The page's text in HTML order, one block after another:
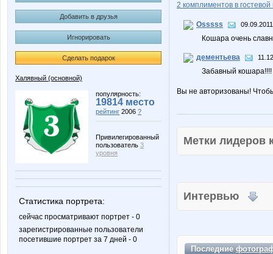
Добавить в друзья
Игнорировать
Сделать подарок
Халявный (основной)
популярность:
19814 место
рейтинг 2006 ?
Привилегированный
пользователь 3
уровня
Статистика портрета:
сейчас просматривают портрет - 0
зарегистрированные пользователи
посетившие портрет за 7 дней - 0
2 комплиментов в гостевой
Osssss
Кошара очень
дементьева
Забавный кошара!!!!
Вы не авторизованы!
Метки
Интервью
Последние